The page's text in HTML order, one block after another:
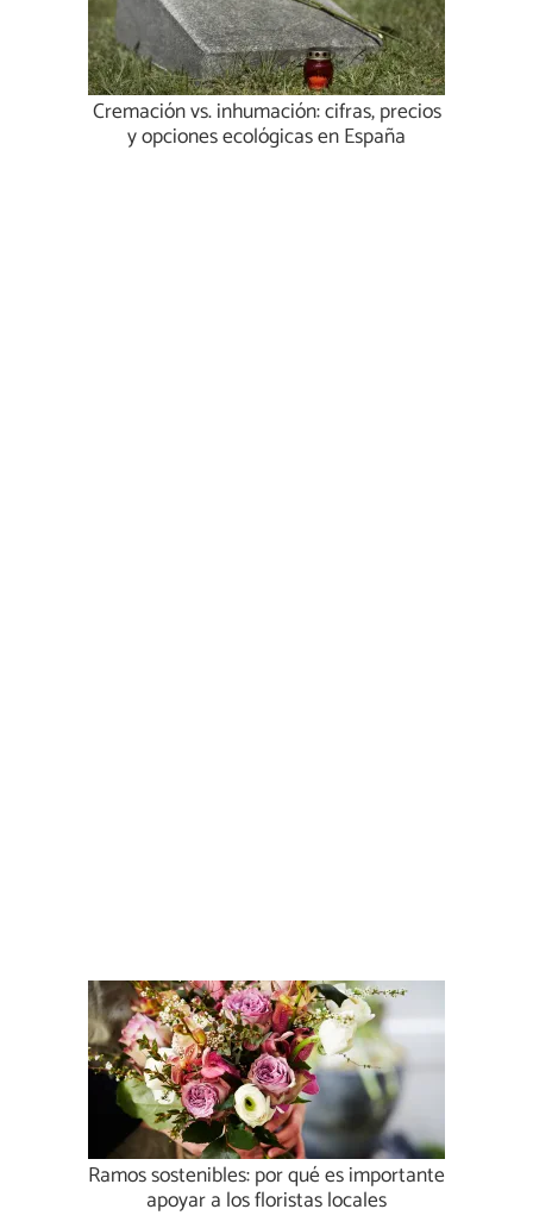
Cremación vs. inhumación: cifras, precios
y opciones ecológicas en España
Ramos sostenibles: por qué es importante
apoyar a los floristas locales